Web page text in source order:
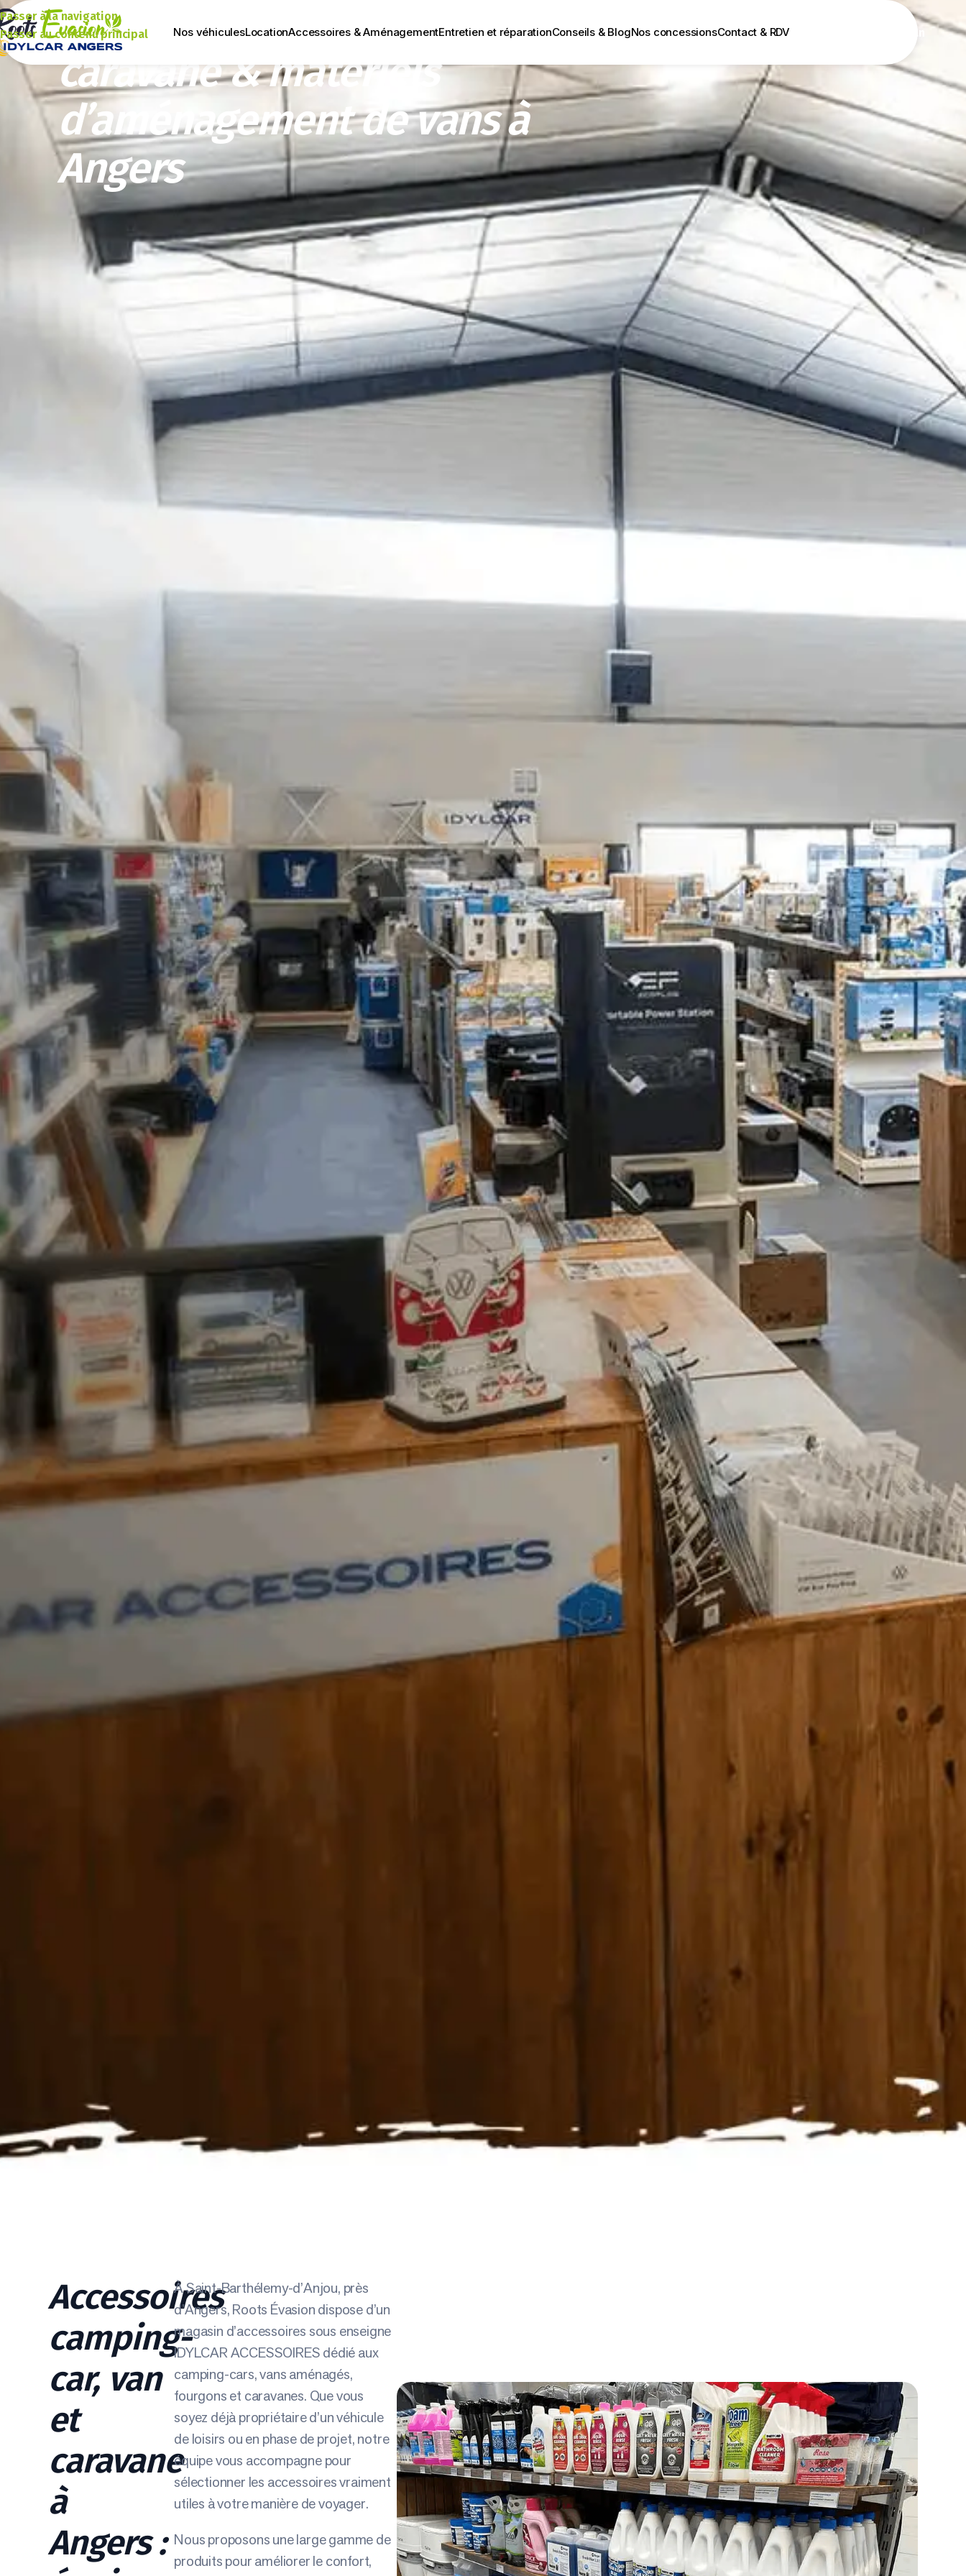
Passer à la navigation
Passer au contenu principal
Nos véhiculesLocationAccessoires & AménagementEntretien et réparationConseils & BlogNos concessionsContact & RDV
Accessoires camping-car, van et
caravane & matériels
d’aménagement de vans à
Angers
Accessoires
camping-
car, van
et
caravane
à
Angers :
À Saint-Barthélemy-d’Anjou, près
d’Angers, Roots Évasion dispose d’un
magasin d’accessoires sous enseigne
IDYLCAR ACCESSOIRES dédié aux
camping-cars, vans aménagés,
fourgons et caravanes. Que vous
soyez déjà propriétaire d’un véhicule
de loisirs ou en phase de projet, notre
équipe vous accompagne pour
sélectionner les accessoires vraiment
utiles à votre manière de voyager.
Nous proposons une large gamme de
produits pour améliorer le confort,